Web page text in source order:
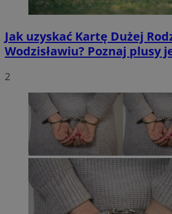
Jak uzyskać Kartę Dużej
Wodzisławiu? Poznaj plusy
2